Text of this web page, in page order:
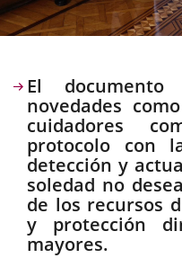
Descripción
El documento
novedades
cuidadores
protocolo con
detección y
soledad no
de los recursos
y protección
mayores.